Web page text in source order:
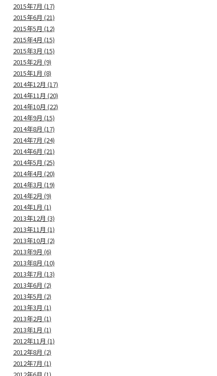
2015年7月 (17)
2015年6月 (21)
2015年5月 (12)
2015年4月 (15)
2015年3月 (15)
2015年2月 (9)
2015年1月 (8)
2014年12月 (17)
2014年11月 (20)
2014年10月 (22)
2014年9月 (15)
2014年8月 (17)
2014年7月 (24)
2014年6月 (21)
2014年5月 (25)
2014年4月 (20)
2014年3月 (19)
2014年2月 (9)
2014年1月 (1)
2013年12月 (3)
2013年11月 (1)
2013年10月 (2)
2013年9月 (6)
2013年8月 (10)
2013年7月 (13)
2013年6月 (2)
2013年5月 (2)
2013年3月 (1)
2013年2月 (1)
2013年1月 (1)
2012年11月 (1)
2012年8月 (2)
2012年7月 (1)